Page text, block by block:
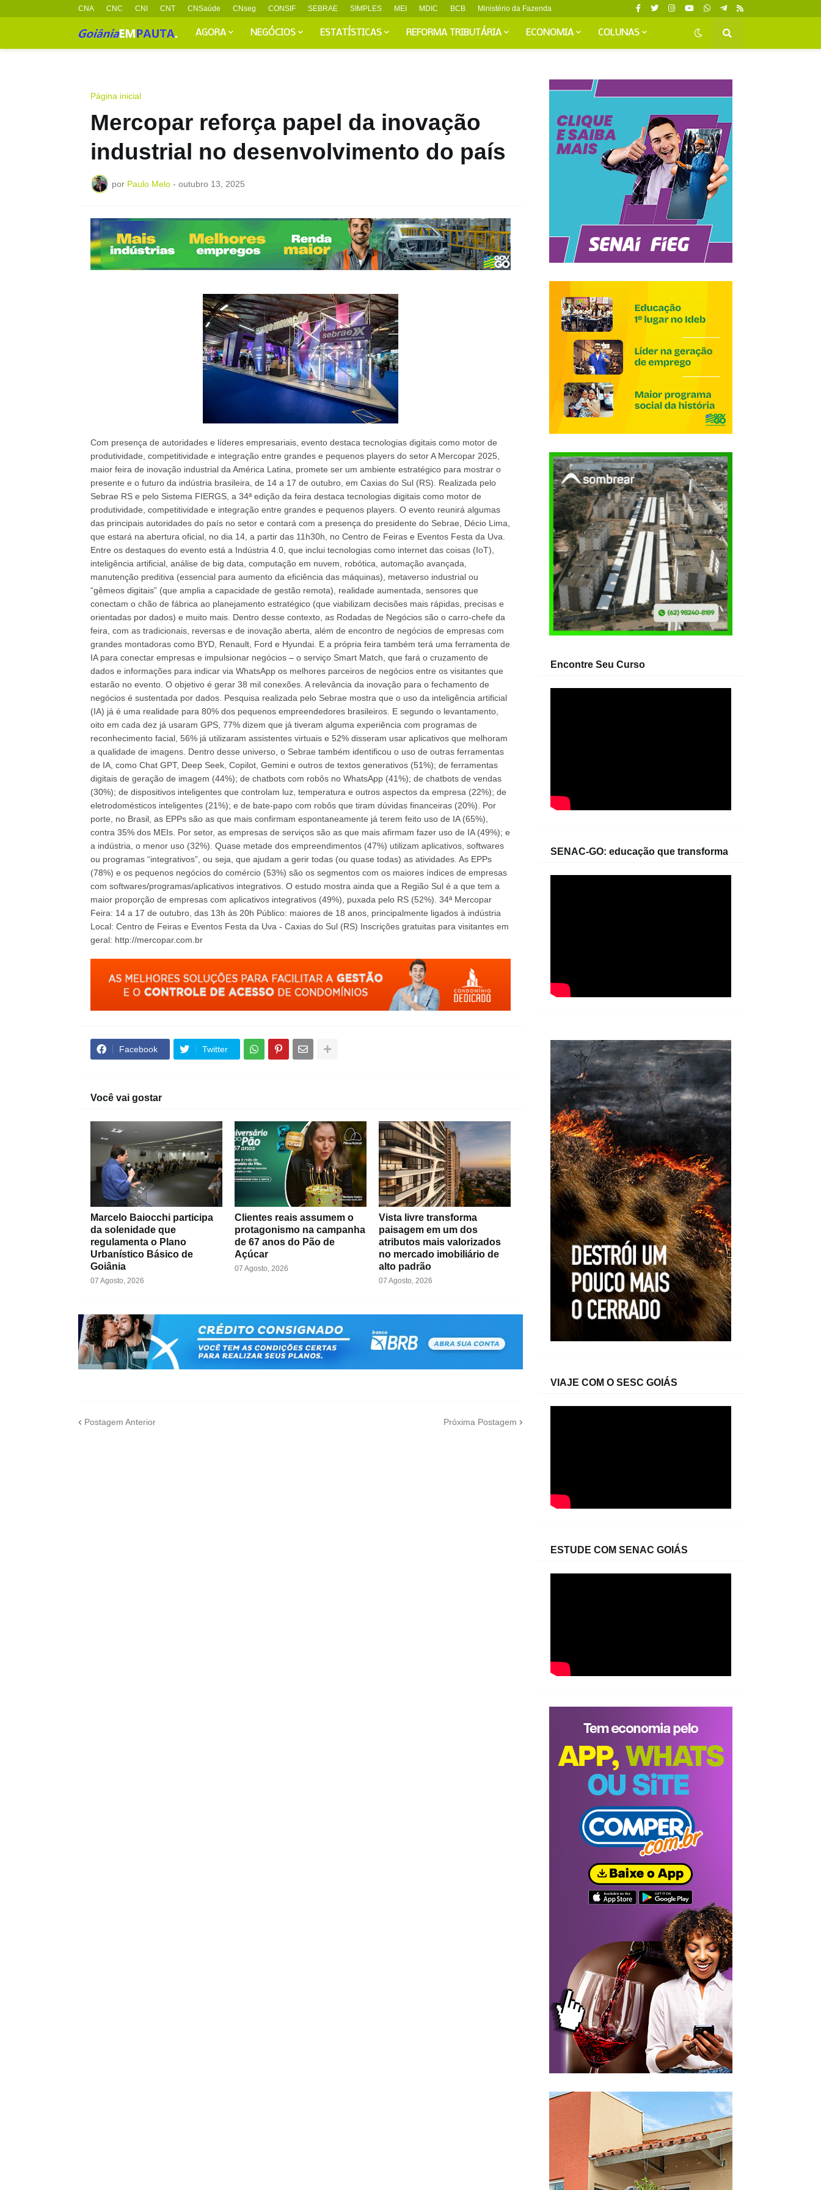
CNA CNC CNI CNT CNSaúde CNseg CONSIF SEBRAE SIMPLES MEI MDIC BCB Ministério da Fazenda
AGORA NEGÓCIOS ESTATÍSTICAS REFORMA TRIBUTÁRIA ECONOMIA COLUNAS
Página inicial
Mercopar reforça papel da inovação
industrial no desenvolvimento do país
por Paulo Melo - outubro 13, 2025
Com presença de autoridades e líderes empresariais, evento destaca tecnologias digitais como motor de
produtividade, competitividade e integração entre grandes e pequenos players do setor A Mercopar 2025,
maior feira de inovação industrial da América Latina, promete ser um ambiente estratégico para mostrar o
presente e o futuro da indústria brasileira, de 14 a 17 de outubro, em Caxias do Sul (RS). Realizada pelo
Sebrae RS e pelo Sistema FIERGS, a 34ª edição da feira destaca tecnologias digitais como motor de
produtividade, competitividade e integração entre grandes e pequenos players. O evento reunirá algumas
das principais autoridades do país no setor e contará com a presença do presidente do Sebrae, Décio Lima,
que estará na abertura oficial, no dia 14, a partir das 11h30h, no Centro de Feiras e Eventos Festa da Uva.
Entre os destaques do evento está a Indústria 4.0, que inclui tecnologias como internet das coisas (IoT),
inteligência artificial, análise de big data, computação em nuvem, robótica, automação avançada,
manutenção preditiva (essencial para aumento da eficiência das máquinas), metaverso industrial ou
“gêmeos digitais” (que amplia a capacidade de gestão remota), realidade aumentada, sensores que
conectam o chão de fábrica ao planejamento estratégico (que viabilizam decisões mais rápidas, precisas e
orientadas por dados) e muito mais. Dentro desse contexto, as Rodadas de Negócios são o carro-chefe da
feira, com as tradicionais, reversas e de inovação aberta, além de encontro de negócios de empresas com
grandes montadoras como BYD, Renault, Ford e Hyundai. E a própria feira também terá uma ferramenta de
IA para conectar empresas e impulsionar negócios – o serviço Smart Match, que fará o cruzamento de
dados e informações para indicar via WhatsApp os melhores parceiros de negócios entre os visitantes que
estarão no evento. O objetivo é gerar 38 mil conexões. A relevância da inovação para o fechamento de
negócios é sustentada por dados. Pesquisa realizada pelo Sebrae mostra que o uso da inteligência artificial
(IA) já é uma realidade para 80% dos pequenos empreendedores brasileiros. E segundo o levantamento,
oito em cada dez já usaram GPS, 77% dizem que já tiveram alguma experiência com programas de
reconhecimento facial, 56% já utilizaram assistentes virtuais e 52% disseram usar aplicativos que melhoram
a qualidade de imagens. Dentro desse universo, o Sebrae também identificou o uso de outras ferramentas
de IA, como Chat GPT, Deep Seek, Copilot, Gemini e outros de textos generativos (51%); de ferramentas
digitais de geração de imagem (44%); de chatbots com robôs no WhatsApp (41%); de chatbots de vendas
(30%); de dispositivos inteligentes que controlam luz, temperatura e outros aspectos da empresa (22%); de
eletrodomésticos inteligentes (21%); e de bate-papo com robôs que tiram dúvidas financeiras (20%). Por
porte, no Brasil, as EPPs são as que mais confirmam espontaneamente já terem feito uso de IA (65%),
contra 35% dos MEIs. Por setor, as empresas de serviços são as que mais afirmam fazer uso de IA (49%); e
a indústria, o menor uso (32%). Quase metade dos empreendimentos (47%) utilizam aplicativos, softwares
ou programas “integrativos”, ou seja, que ajudam a gerir todas (ou quase todas) as atividades. As EPPs
(78%) e os pequenos negócios do comércio (53%) são os segmentos com os maiores índices de empresas
com softwares/programas/aplicativos integrativos. O estudo mostra ainda que a Região Sul é a que tem a
maior proporção de empresas com aplicativos integrativos (49%), puxada pelo RS (52%). 34ª Mercopar
Feira: 14 a 17 de outubro, das 13h às 20h Público: maiores de 18 anos, principalmente ligados à indústria
Local: Centro de Feiras e Eventos Festa da Uva - Caxias do Sul (RS) Inscrições gratuitas para visitantes em
geral: http://mercopar.com.br
Facebook Twitter
Você vai gostar
Marcelo Baiocchi participa
da solenidade que
regulamenta o Plano
Urbanístico Básico de
Goiânia
07 Agosto, 2026
Clientes reais assumem o
protagonismo na campanha
de 67 anos do Pão de
Açúcar
07 Agosto, 2026
Vista livre transforma
paisagem em um dos
atributos mais valorizados
no mercado imobiliário de
alto padrão
07 Agosto, 2026
Postagem Anterior Próxima Postagem
Encontre Seu Curso
SENAC-GO: educação que transforma
VIAJE COM O SESC GOIÁS
ESTUDE COM SENAC GOIÁS